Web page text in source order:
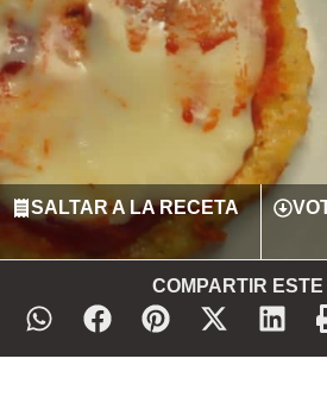
SALTAR A LA RECETA
COMPARTIR